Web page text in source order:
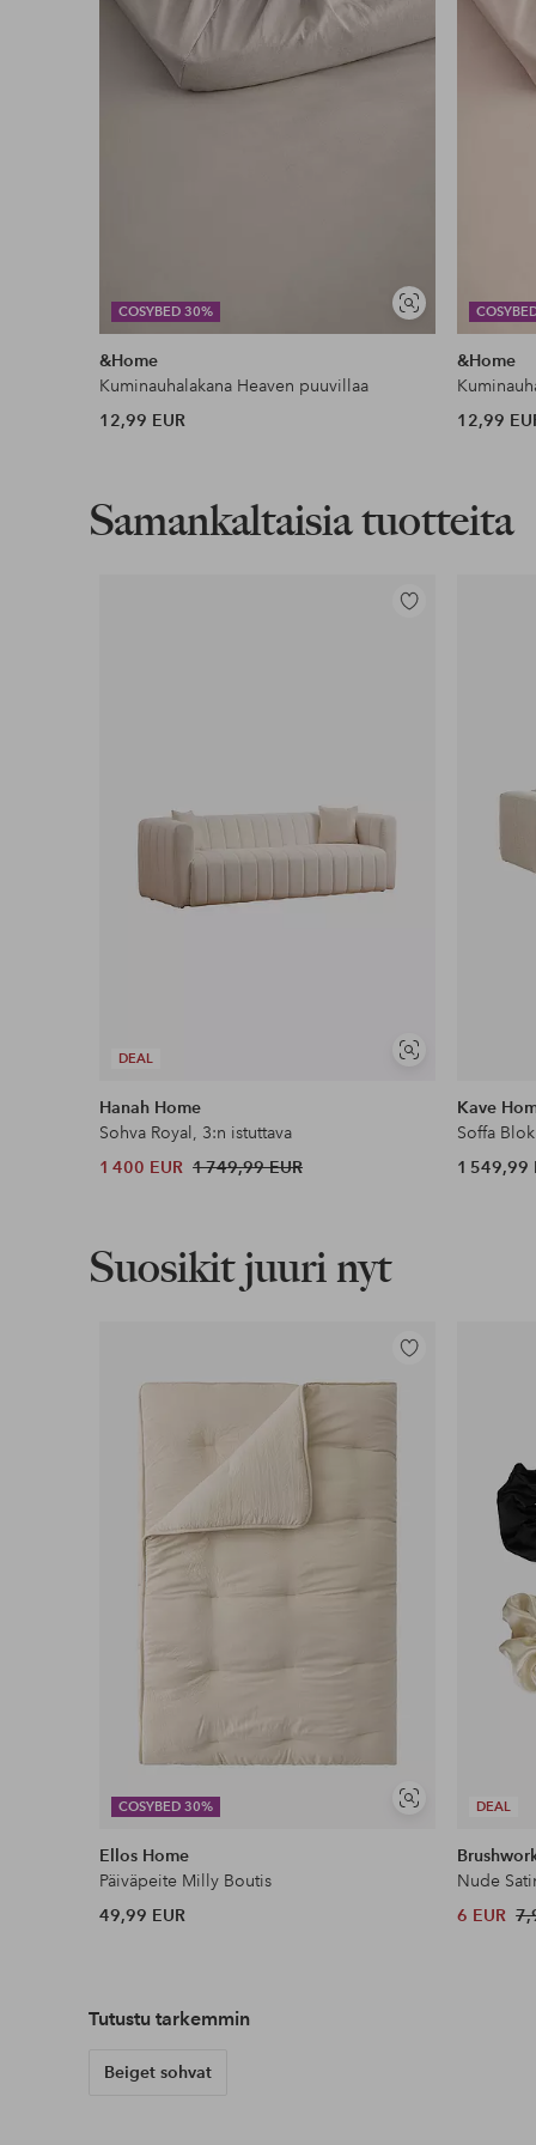
Lataa korkearesoluutioinen kuva
Ilmainen toimitus
Edullisimmat maksutapamme
Lue lisää
COSYBED 30%
Näytä
samankaltaisia
&Home
Kuminauhalakana Heaven puuvillaa
12,99 EUR
&Home
12,99
Samankaltaisia tuotteita
DEAL
Näytä
Lisää
Hanah Home
Sohva Royal, 3:n istuttava
1 400 EUR 1 749,99 EUR
Kave
Soffa
1 549,99
Suosikit juuri nyt
COSYBED 30%
Näytä
Lisää
suosikkeihin
Ellos Home
Päiväpeite Milly Boutis
49,99 EUR
DEAL
Nude
6 EUR
Tutustu tarkemmin
Beiget sohvat